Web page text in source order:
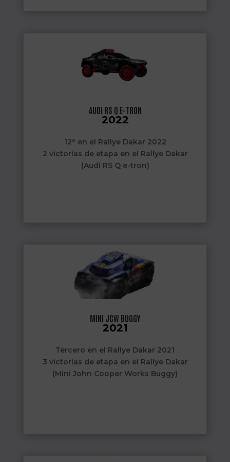
AUDI RS Q E-TRON
2022
12º en el Rallye Dakar 2022
2 victorias de etapa en el Rallye Dakar
(Audi RS Q e-tron)
MINI JCW BUGGY
2021
Tercero en el Rallye Dakar 2021
3 victorias de etapa en el Rallye Dakar
(Mini John Cooper Works Buggy)